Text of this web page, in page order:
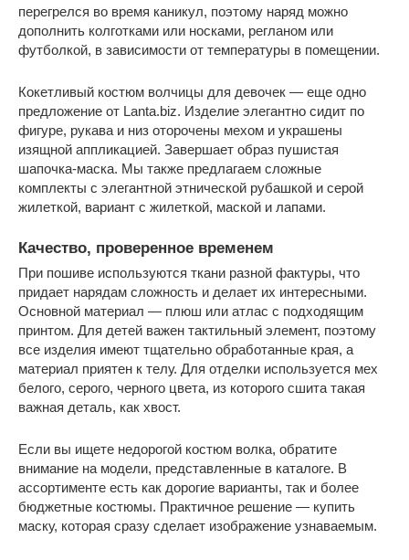
перегрелся во время каникул, поэтому наряд можно
дополнить колготками или носками, регланом или
футболкой, в зависимости от температуры в помещении.
Кокетливый костюм волчицы для девочек — еще одно
предложение от Lanta.biz. Изделие элегантно сидит по
фигуре, рукава и низ оторочены мехом и украшены
изящной аппликацией. Завершает образ пушистая
шапочка-маска. Мы также предлагаем сложные
комплекты с элегантной этнической рубашкой и серой
жилеткой, вариант с жилеткой, маской и лапами.
Качество, проверенное временем
При пошиве используются ткани разной фактуры, что
придает нарядам сложность и делает их интересными.
Основной материал — плюш или атлас с подходящим
принтом. Для детей важен тактильный элемент, поэтому
все изделия имеют тщательно обработанные края, а
материал приятен к телу. Для отделки используется мех
белого, серого, черного цвета, из которого сшита такая
важная деталь, как хвост.
Если вы ищете недорогой костюм волка, обратите
внимание на модели, представленные в каталоге. В
ассортименте есть как дорогие варианты, так и более
бюджетные костюмы. Практичное решение — купить
маску, которая сразу сделает изображение узнаваемым.